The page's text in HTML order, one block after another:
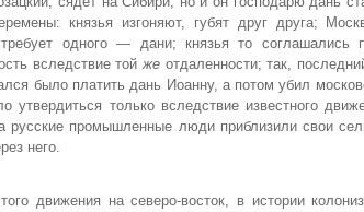
князья изгоняют, губят друг друга;
одного — дани; князья то соглашались
вследствие той же отдаленности; так,
было платить дань Иоанну, а потом убил
утвердиться только вследствие известного
русские промышленные люди приблизили свои
него.
движения на северо-восток, в истории